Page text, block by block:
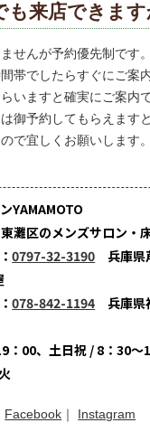
も来店できます
せんが予約優先制です
帯でしたらすぐにご案
いますと確実にご案内
御予約してもらえます
で宜しくお願いします。
YAMAMOTO
灘区のメンズサロン・
0797-32-3190 兵庫県
078-842-1194 兵庫県
：00、土日祝 / 8：30～
Facebook ｜ Instagram